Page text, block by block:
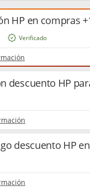
HP en compras
Verificado
descuento HP
descuento HP